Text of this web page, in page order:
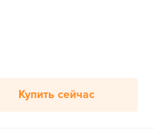
Купить сейчас